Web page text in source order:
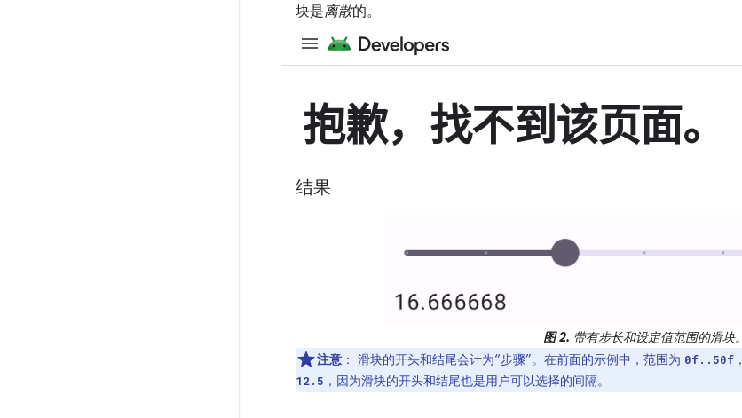
块是离散的。
结果
图 2. 带有步长和设定值范围的滑块。
注意 ： 滑块的开头和结尾会计为“步骤”。在前面的示例中，范围为 0f..50f ，
12.5 ，因为滑块的开头和结尾也是用户可以选择的间隔。